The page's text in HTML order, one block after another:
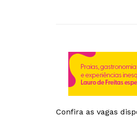
Confira as vagas